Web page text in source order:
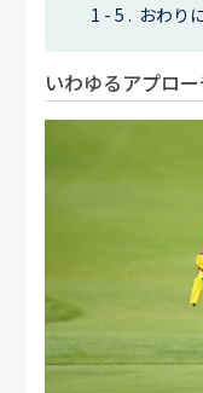
おわり
いわゆるアプロ